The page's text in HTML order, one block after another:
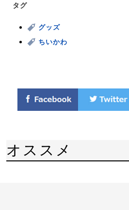
タグ
グッズ
ちいかわ
オススメ